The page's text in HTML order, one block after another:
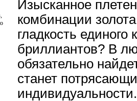
Изысканное
комбинации
гладкость
бриллиантов? В
обязательно
станет
индивидуальности.